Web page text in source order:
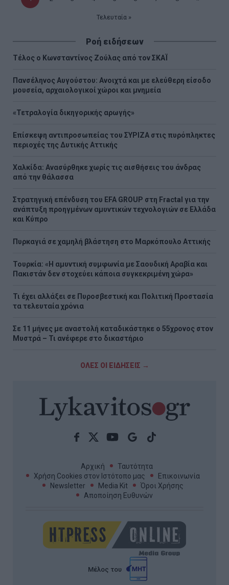
Τελευταία
Τελευταία »
Ροή ειδήσεων
Τέλος ο Κωνσταντίνος Ζούλας από τον ΣΚΑΪ
Πανσέληνος Αυγούστου: Ανοιχτά και με ελεύθερη είσοδο
μουσεία, αρχαιολογικοί χώροι και μνημεία
«Τετραλογία δικηγορικής αρωγής»
Επίσκεψη αντιπροσωπείας του ΣΥΡΙΖΑ στις πυρόπληκτες
περιοχές της Δυτικής Αττικής
Χαλκίδα: Ανασύρθηκε χωρίς τις αισθήσεις του άνδρας
από την θάλασσα
Στρατηγική επένδυση του EFA GROUP στη Fractal για την
ανάπτυξη προηγμένων αμυντικών τεχνολογιών σε Ελλάδα
και Κύπρο
Πυρκαγιά σε χαμηλή βλάστηση στο Μαρκόπουλο Αττικής
Τουρκία: «Η αμυντική συμφωνία με Σαουδική Αραβία και
Πακιστάν δεν στοχεύει κάποια συγκεκριμένη χώρα»
Τι έχει αλλάξει σε Πυροσβεστική και Πολιτική Προστασία
τα τελευταία χρόνια
Σε 11 μήνες με αναστολή καταδικάστηκε ο 55χρονος στον
Μυστρά – Τι ανέφερε στο δικαστήριο
ΟΛΕΣ ΟΙ ΕΙΔΗΣΕΙΣ →
Αρχική
Ταυτότητα
Χρήση Cookies στον Ιστότοπο μας
Επικοινωνία
Newsletter
Media Kit
Όροι Χρήσης
Αποποίηση Ευθυνών
Μέλος του